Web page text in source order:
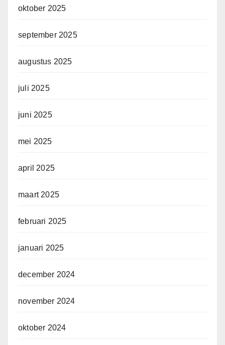
oktober 2025
september 2025
augustus 2025
juli 2025
juni 2025
mei 2025
april 2025
maart 2025
februari 2025
januari 2025
december 2024
november 2024
oktober 2024